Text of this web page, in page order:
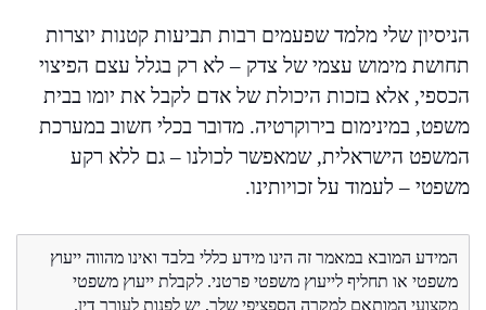
הניסיון שלי מלמד שפעמים רבות תביעות קטנות יוצרות
תחושת מימוש עצמי של צדק – לא רק בגלל עצם הפיצוי
הכספי, אלא בזכות היכולת של אדם לקבל את יומו בבית
משפט, במינימום בירוקרטיה. מדובר בכלי חשוב במערכת
המשפט הישראלית, שמאפשר לכולנו – גם ללא רקע
משפטי – לעמוד על זכויותינו.
המידע המובא במאמר זה הינו מידע כללי בלבד ואינו מהווה ייעוץ
משפטי או תחליף לייעוץ משפטי פרטני. לקבלת ייעוץ משפטי
מקצועי המותאם למקרה הספציפי שלך, יש לפנות לעורך דין.